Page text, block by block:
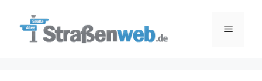
Menü